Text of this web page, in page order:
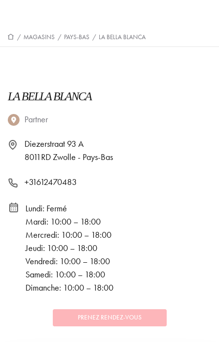
/ MAGASINS / PAYS-BAS / LA BELLA BLANCA
LA BELLA BLANCA
Partner
Diezerstraat 93 A
8011RD Zwolle - Pays-Bas
+31612470483
Lundi: Fermé
Mardi: 10:00 – 18:00
Mercredi: 10:00 – 18:00
Jeudi: 10:00 – 18:00
Vendredi: 10:00 – 18:00
Samedi: 10:00 – 18:00
Dimanche: 10:00 – 18:00
PRENEZ RENDEZ-VOUS